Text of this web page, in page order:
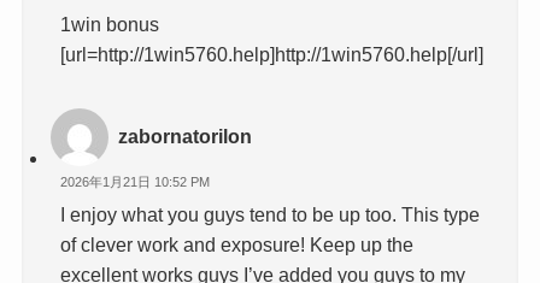
1win bonus
[url=http://1win5760.help]http://1win5760.help[/url]
zabornatorilon
2026年1月21日 10:52 PM
I enjoy what you guys tend to be up too. This type
of clever work and exposure! Keep up the
excellent works guys I’ve added you guys to my